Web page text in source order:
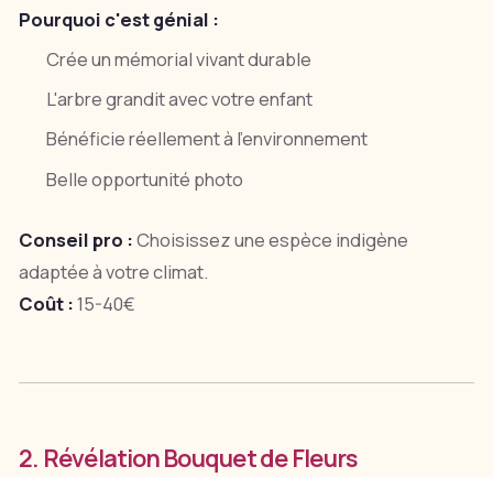
Pourquoi c'est génial :
Crée un mémorial vivant durable
L'arbre grandit avec votre enfant
Bénéficie réellement à l'environnement
Belle opportunité photo
Conseil pro :Choisissez une espèce indigène
adaptée à votre climat.
Coût :15-40€
2. Révélation Bouquet de Fleurs